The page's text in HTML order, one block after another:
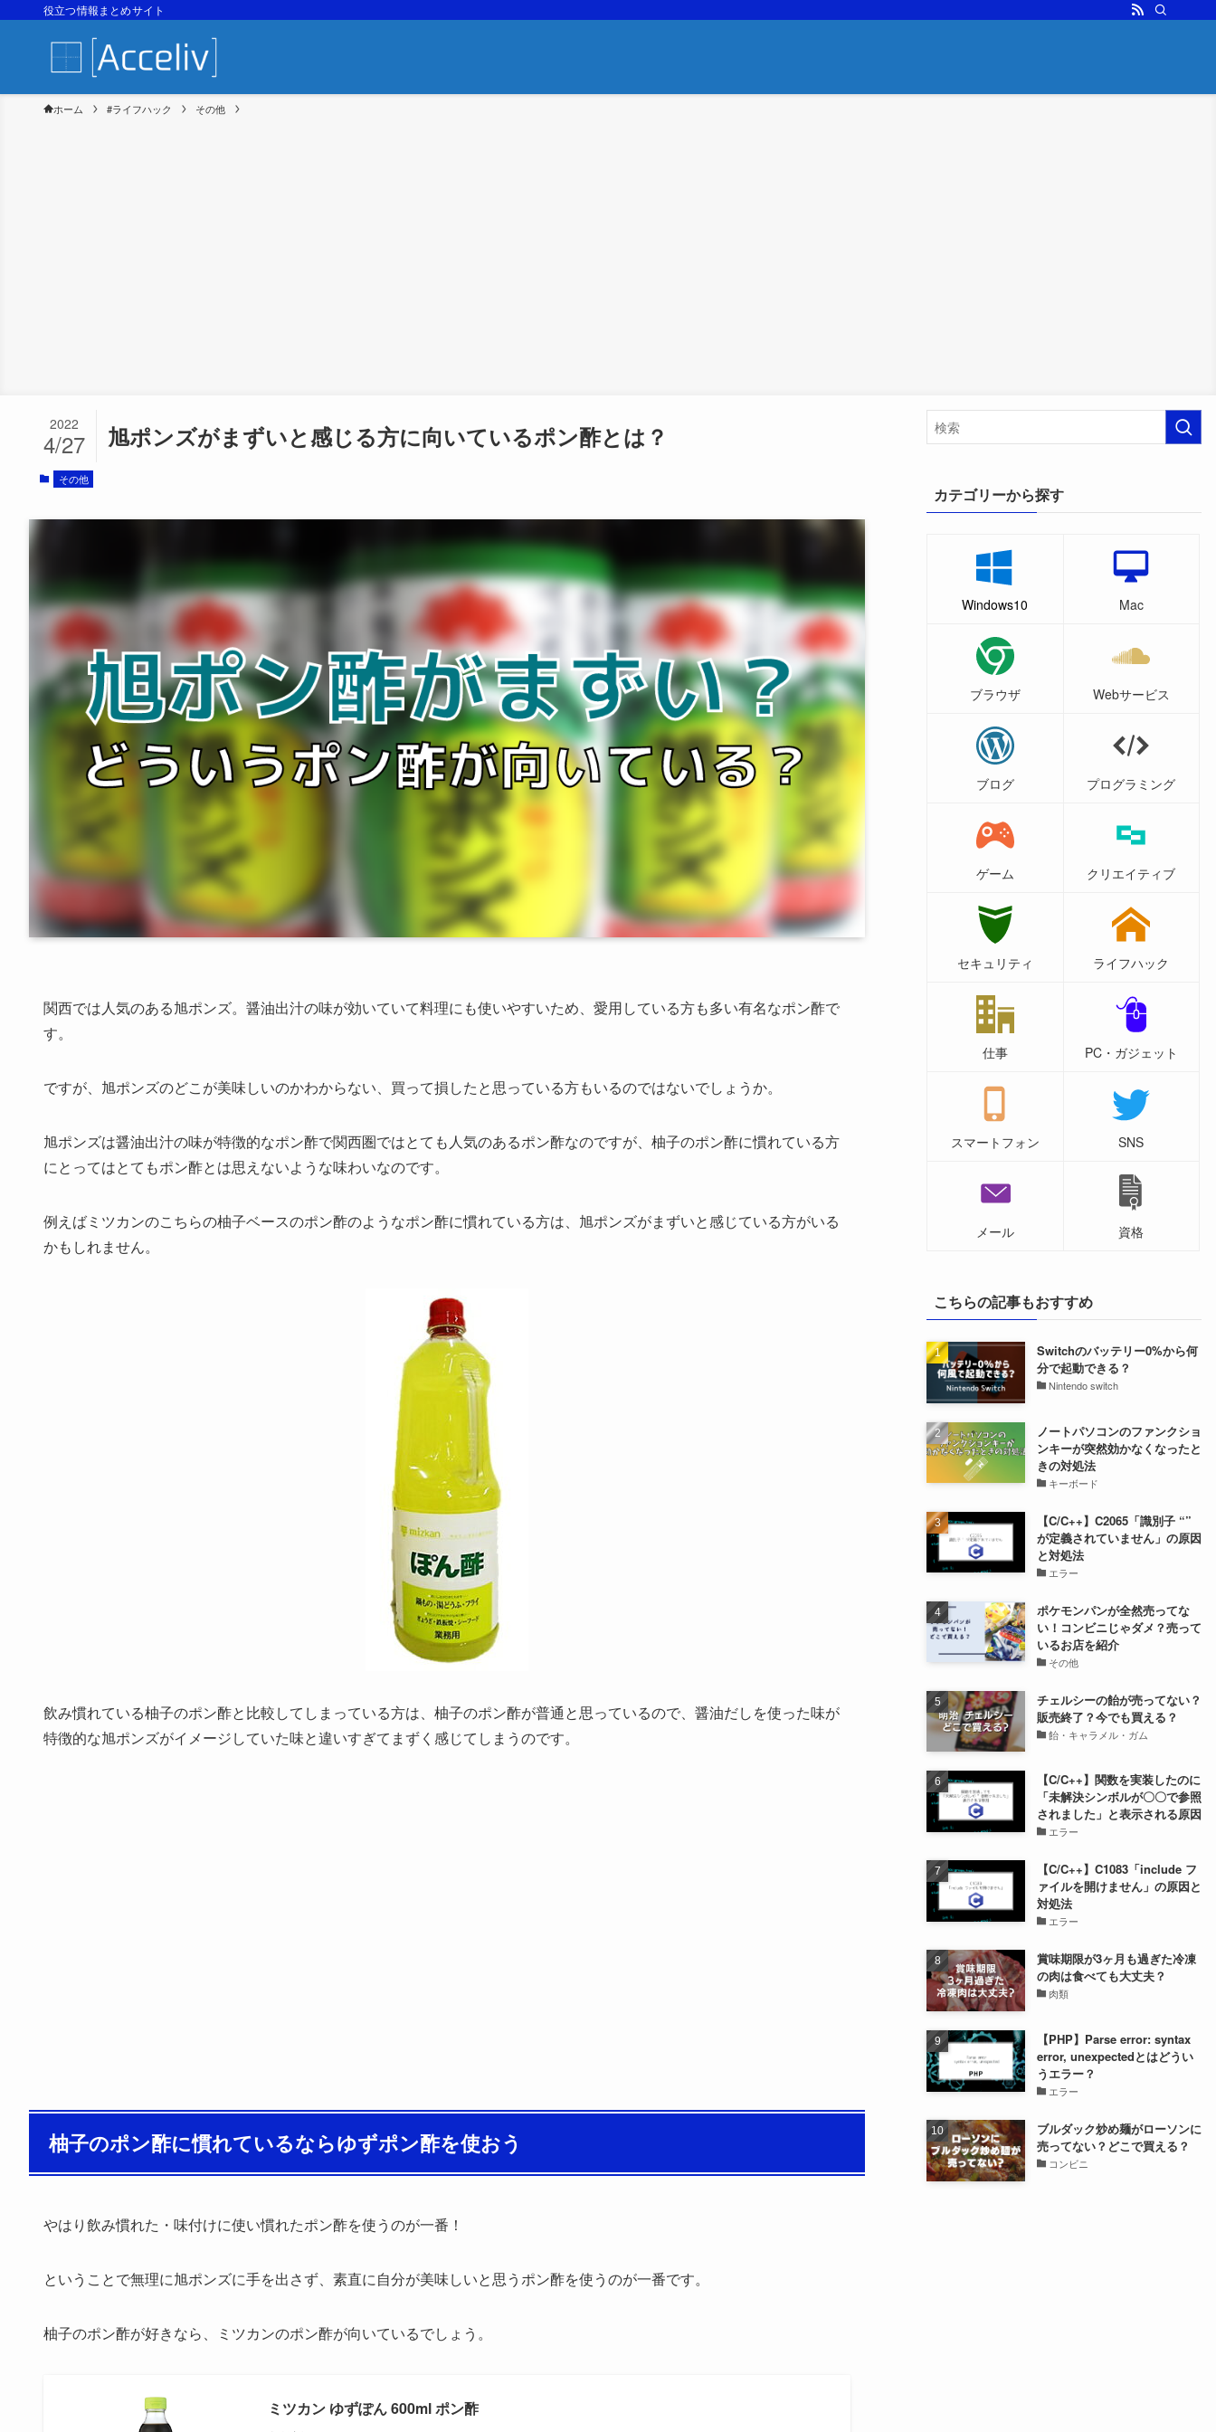
役立つ情報まとめサイト
ホーム #ライフハック その他
旭ポンズがまずいと感じる方に向いているポン酢とは？
2022
4/27
その他
関西では人気のある旭ポンズ。醤油出汁の味が効いていて料理にも使いやすいため、愛用している方も多い有名なポン酢で
す。
ですが、旭ポンズのどこが美味しいのかわからない、買って損したと思っている方もいるのではないでしょうか。
旭ポンズは醤油出汁の味が特徴的なポン酢で関西圏ではとても人気のあるポン酢なのですが、柚子のポン酢に慣れている方
にとってはとてもポン酢とは思えないような味わいなのです。
例えばミツカンのこちらの柚子ベースのポン酢のようなポン酢に慣れている方は、旭ポンズがまずいと感じている方がいる
かもしれません。
飲み慣れている柚子のポン酢と比較してしまっている方は、柚子のポン酢が普通と思っているので、醤油だしを使った味が
特徴的な旭ポンズがイメージしていた味と違いすぎてまずく感じてしまうのです。
柚子のポン酢に慣れているならゆずポン酢を使おう
やはり飲み慣れた・味付けに使い慣れたポン酢を使うのが一番！
ということで無理に旭ポンズに手を出さず、素直に自分が美味しいと思うポン酢を使うのが一番です。
柚子のポン酢が好きなら、ミツカンのポン酢が向いているでしょう。
ミツカン ゆずぽん 600ml ポン酢
カテゴリーから探す
Windows10 Mac
ブラウザ Webサービス
ブログ プログラミング
ゲーム クリエイティブ
セキュリティ ライフハック
仕事 PC・ガジェット
スマートフォン SNS
メール 資格
こちらの記事もおすすめ
Switchのバッテリー0%から何
分で起動できる？
Nintendo switch
ノートパソコンのファンクショ
ンキーが突然効かなくなったと
きの対処法
キーボード
【C/C++】C2065「識別子 “”
が定義されていません」の原因
と対処法
エラー
ポケモンパンが全然売ってな
い！コンビニじゃダメ？売って
いるお店を紹介
その他
チェルシーの飴が売ってない？
販売終了？今でも買える？
飴・キャラメル・ガム
【C/C++】関数を実装したのに
「未解決シンボルが〇〇で参照
されました」と表示される原因
エラー
【C/C++】C1083「include フ
ァイルを開けません」の原因と
対処法
エラー
賞味期限が3ヶ月も過ぎた冷凍
の肉は食べても大丈夫？
肉類
【PHP】Parse error: syntax
error, unexpectedとはどうい
うエラー？
エラー
ブルダック炒め麺がローソンに
売ってない？どこで買える？
コンビニ